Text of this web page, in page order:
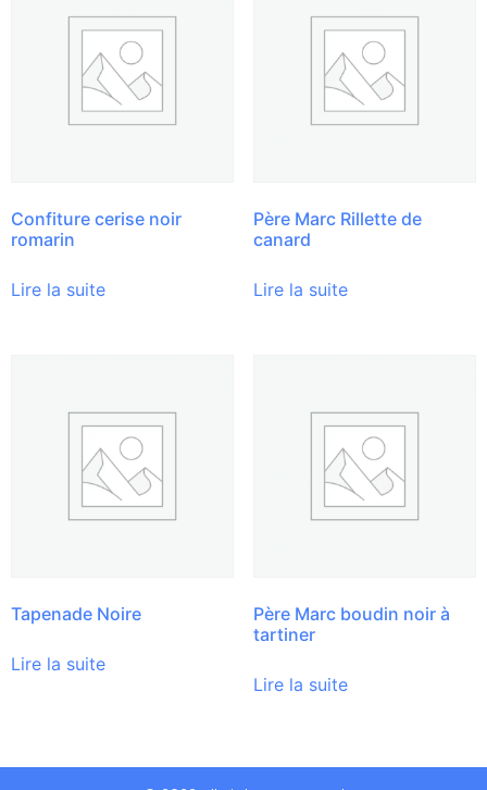
Confiture cerise noir
romarin
Lire la suite
Père Marc Rillette de
canard
Lire la suite
Tapenade Noire
Lire la suite
Père Marc boudin noir à
tartiner
Lire la suite